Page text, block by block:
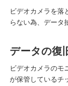
ビデオカメラを落
らない為、データ
データの復
ビデオカメラのモ
が保管しているチ